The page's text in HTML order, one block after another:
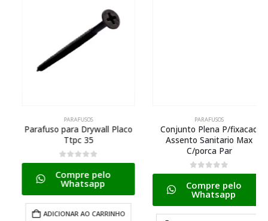
PARAFUSOS
Parafuso para Drywall Placo
Ttpc 35
0de 5
Compre pelo
Whatsapp
ADICIONAR AO CARRINHO
PARAFUSOS
Conjunto Plena P/fixacao
Assento Sanitario Max
C/porca Par
0de 5
Compre pelo
Whatsapp